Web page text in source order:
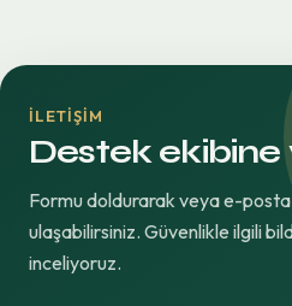
İLETIŞIM
Destek ekibine
Formu doldurarak veya e-
ulaşabilirsiniz. Güvenlikle ilgili
inceliyoruz.